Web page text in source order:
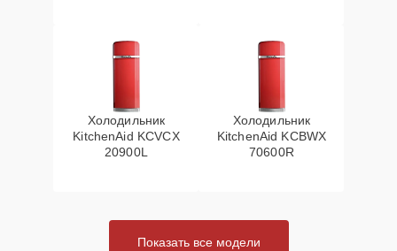
Холодильник
KitchenAid KCVCX
20900L
Холодильник
KitchenAid KCBWX
70600R
Показать все модели